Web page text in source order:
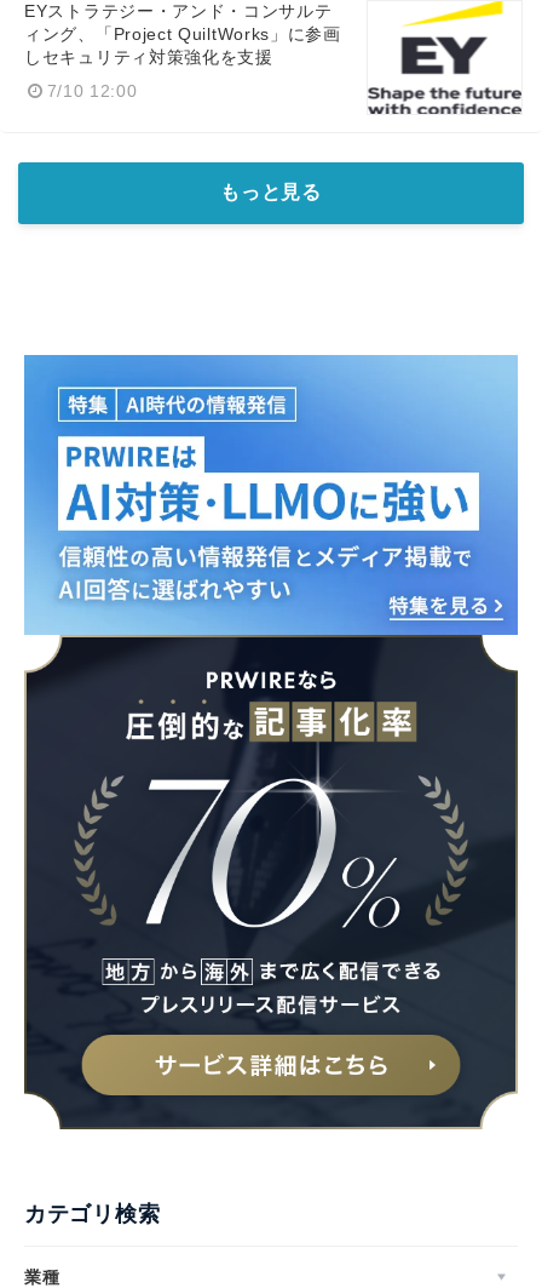
EYストラテジー・アンド・コンサルテ
ィング、「Project QuiltWorks」に参画
しセキュリティ対策強化を支援
7/10 12:00
もっと見る
カテゴリ検索
業種